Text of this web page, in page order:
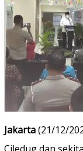
Jakarta(21/12/
Ciledug dan